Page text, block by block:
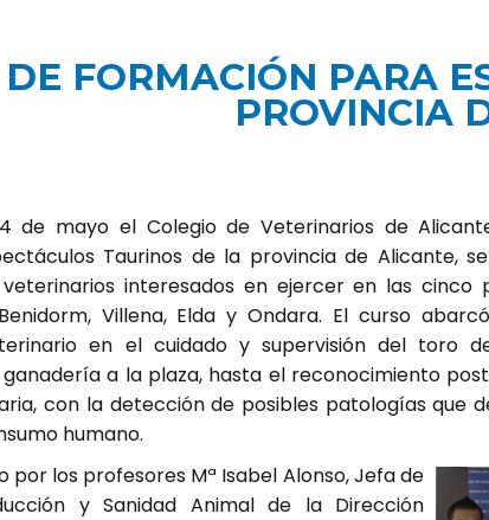
DE FORMACIÓN PARA
PROVINCIA
de mayo el Colegio de Veterinarios de
Taurinos de la provincia de Alicante,
interesados en ejercer en las cinco
Villena, Elda y Ondara. El curso
en el cuidado y supervisión del toro
ganadería a la plaza, hasta el reconocimiento
con la detección de posibles patologías que
humano.
por los profesores Mª Isabel Alonso, Jefa de
y Sanidad Animal de la Dirección